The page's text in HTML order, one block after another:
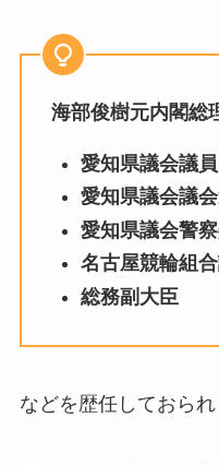
海部俊樹元内閣総
愛知県議会議
愛知県議会議
愛知県議会警
名古屋競輪組
総務副大臣
などを歴任しておられ